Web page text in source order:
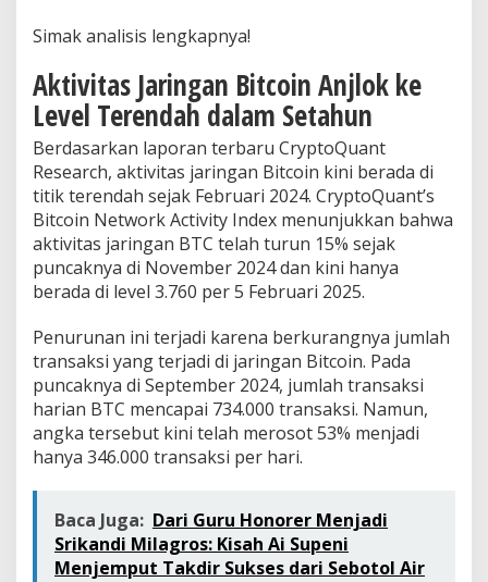
e
r
r
i
c
e
d
?
Simak analisis lengkapnya!
Aktivitas Jaringan Bitcoin Anjlok ke
Level Terendah dalam Setahun
Berdasarkan laporan terbaru CryptoQuant
Research, aktivitas jaringan Bitcoin kini berada di
titik terendah sejak Februari 2024. CryptoQuant’s
Bitcoin Network Activity Index menunjukkan bahwa
aktivitas jaringan BTC telah turun 15% sejak
puncaknya di November 2024 dan kini hanya
berada di level 3.760 per 5 Februari 2025.
Penurunan ini terjadi karena berkurangnya jumlah
transaksi yang terjadi di jaringan Bitcoin. Pada
puncaknya di September 2024, jumlah transaksi
harian BTC mencapai 734.000 transaksi. Namun,
angka tersebut kini telah merosot 53% menjadi
hanya 346.000 transaksi per hari.
Baca Juga: Dari Guru Honorer Menjadi
Srikandi Milagros: Kisah Ai Supeni
Menjemput Takdir Sukses dari Sebotol Air